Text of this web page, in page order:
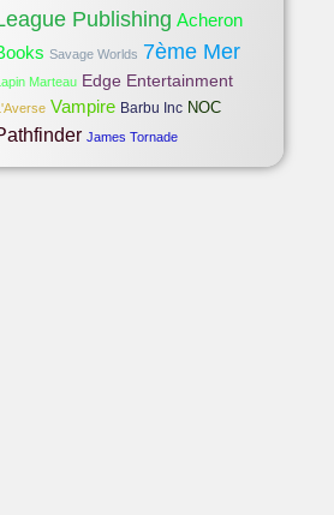
Publishing Acheron
Savage Worlds 7ème Mer
Marteau Edge Entertainment
Vampire Barbu Inc NOC
James Tornade